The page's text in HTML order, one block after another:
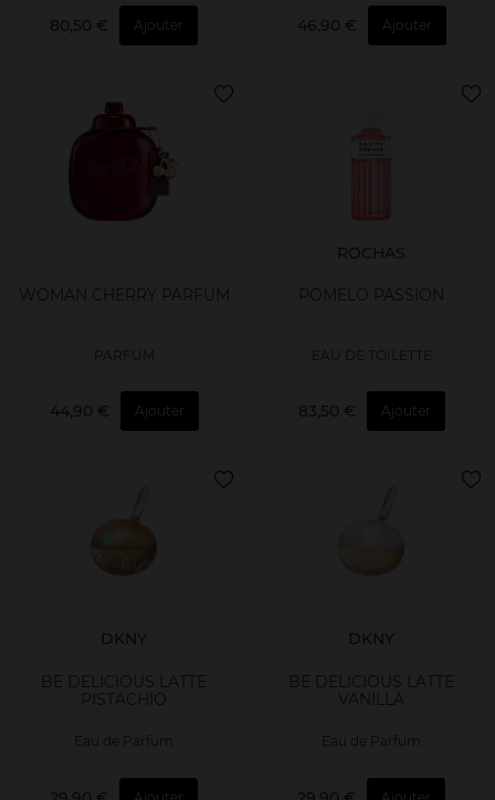
80,50 € Ajouter 46,90 € Ajouter
WOMAN CHERRY PARFUM
PARFUM
44,90 € Ajouter
ROCHAS
POMELO PASSION
EAU DE TOILETTE
83,50 € Ajouter
DKNY
BE DELICIOUS LATTE
PISTACHIO
Eau de Parfum
Ajouter
DKNY
BE DELICIOUS LATTE
VANILLA
Eau de Parfum
Ajouter